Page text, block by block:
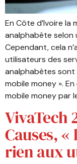
En Côte d’Ivoire
analphabète selon
Cependant, cela
utilisateurs des
analphabètes sont
mobile money ».
mobile money par
VivaTech
Causes,
rien aux